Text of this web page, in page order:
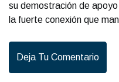
su demostración de
la fuerte conexión que
Deja Tu Comentario